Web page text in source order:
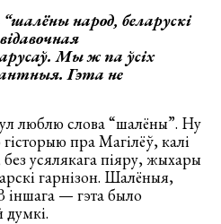
народ, беларускі
Мы ж па ўсіх
Гэта не
люблю слова “шалёны”. Ну
пра Магілёў, калі
усялякага піяру, жыхары
гарнізон. Шалёныя,
іншага — гэта было